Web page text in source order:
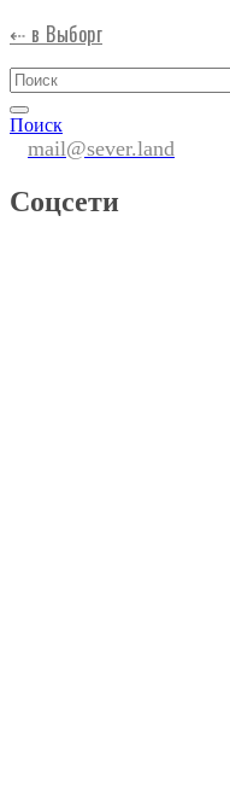
⇠ в Выборг
Поиск
mail@sever.land
Соцсети